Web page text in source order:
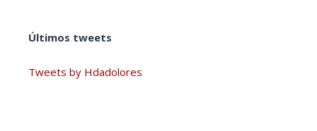
Últimos tweets
Tweets by Hdadolores